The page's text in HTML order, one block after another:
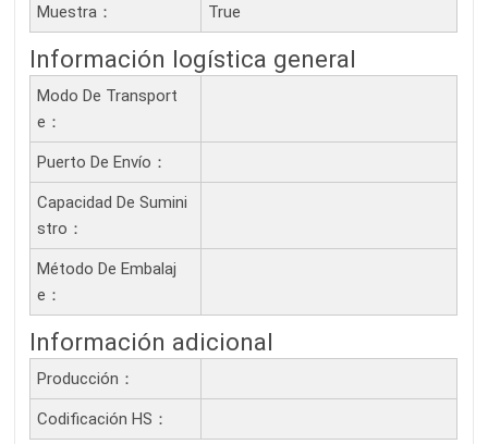
Muestra： True
Información logística general
Modo De Transport
E：
Puerto De Envío：
Capacidad De Sumini
Stro：
Método De Embalaj
E：
Información adicional
Producción：
Codificación HS：